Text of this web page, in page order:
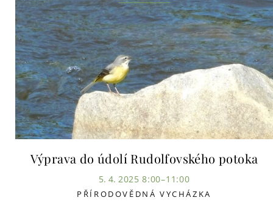
Výprava do údolí Rudolfovského potoka
5. 4. 2025 8:00–11:00
PŘÍRODOVĚDNÁ VYCHÁZKA